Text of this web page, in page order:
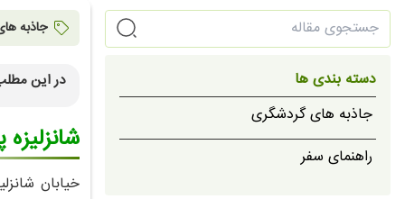
دسته بندی ها
جاذبه های گردشگری
راهنمای سفر
جاذبه
در این
بهترین